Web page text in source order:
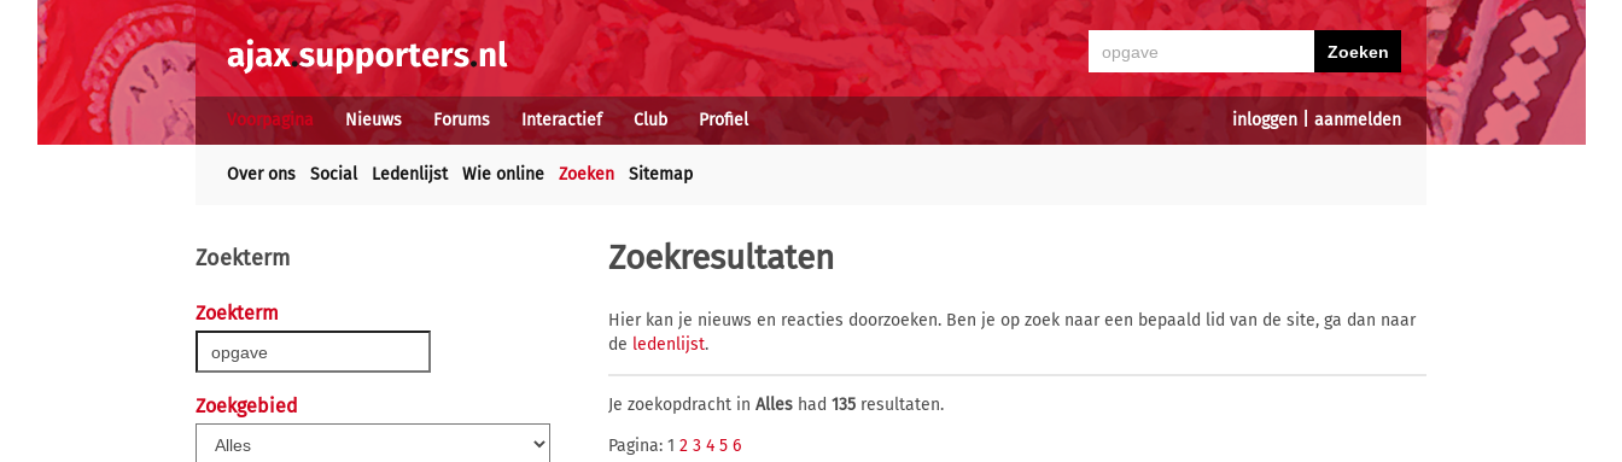
inloggen aanmelden
Voorpagina Nieuws Forums Interactief Club Profiel
Over ons Social Ledenlijst Wie online Zoeken Sitemap
Zoekterm
Zoekterm
Zoekgebied
Zoekresultaten
Hier kan je nieuws en reacties doorzoeken. Ben je op zoek naar een bepaald lid van de site, ga dan naar
de ledenlijst.
Je zoekopdracht in Alles had 135 resultaten.
Pagina: 1 2 3 4 5 6